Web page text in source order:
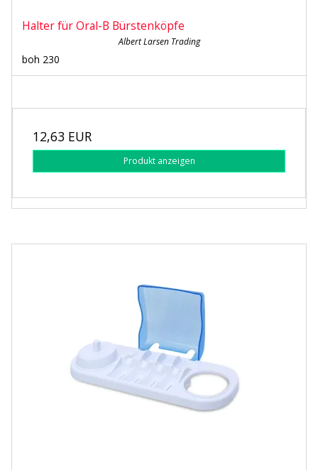
Halter für Oral-B Bürstenköpfe
Albert Larsen Trading
boh 230
12,63 EUR
Produkt anzeigen